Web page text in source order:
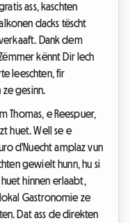
ass, kaschten
dacks tëscht
Dank dem
kënnt Dir Iech
leeschten, fir
gesinn.
Thomas, e Reespuer,
huet. Well se e
d'Nuecht amplaz vun
gewielt hunn, hu si
hinnen erlaabt,
Gastronomie ze
Dat ass de direkten